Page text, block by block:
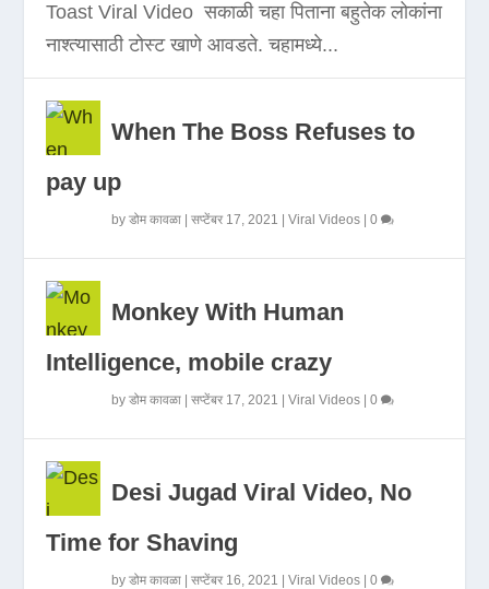
Toast Viral Video सकाळी चहा पिताना बहुतेक लोकांना
नाश्त्यासाठी टोस्ट खाणे आवडते. चहामध्ये...
When The Boss Refuses to
pay up
byडोम कावळा |सप्टेंबर 17, 2021 |Viral Videos |0
Monkey With Human
Intelligence, mobile crazy
byडोम कावळा |सप्टेंबर 17, 2021 |Viral Videos |0
Desi Jugad Viral Video, No
Time for Shaving
byडोम कावळा |सप्टेंबर 16, 2021 |Viral Videos |0